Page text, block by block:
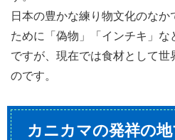
日本の豊かな練り物文化のな
ために「偽物」「インチキ」
ですが、現在では食材として世
のです。
カニカマの発祥の